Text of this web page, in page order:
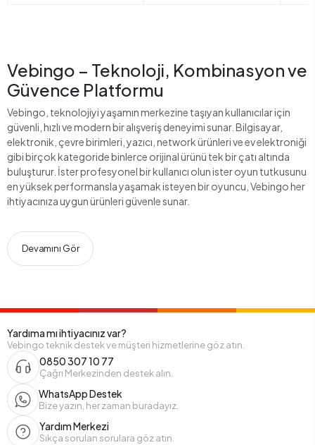
Vebingo – Teknoloji, Kombinasyon ve
Güvence Platformu
Vebingo, teknolojiyi yaşamın merkezine taşıyan kullanıcılar için
güvenli, hızlı ve modern bir alışveriş deneyimi sunar. Bilgisayar,
elektronik, çevre birimleri, yazıcı, network ürünleri ve ev elektroniği
gibi birçok kategoride binlerce orijinal ürünü tek bir çatı altında
buluşturur. İster profesyonel bir kullanıcı olun ister oyun tutkusunu
en yüksek performansla yaşamak isteyen bir oyuncu, Vebingo her
ihtiyacınıza uygun ürünleri güvenle sunar.
Devamını Gör
Yardıma mı ihtiyacınız var?
Vebingo teknik destek ve müşteri hizmetlerine göz atın.
0850 307 10 77
Çağrı Merkezinden destek alın.
WhatsApp Destek
Bize yazın, her zaman buradayız.
Yardım Merkezi
Sıkça sorulan sorulara göz atın.